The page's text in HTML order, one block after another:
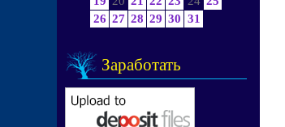
26 27 28 29 30 31
Заработать